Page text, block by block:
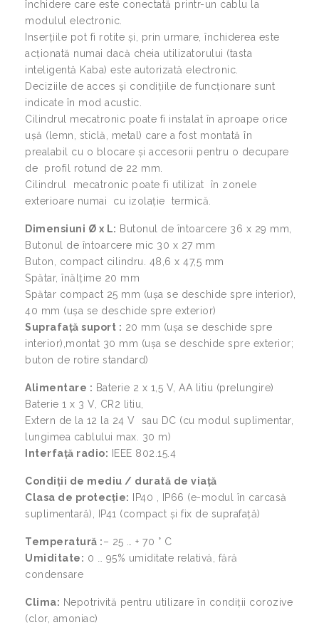
închidere care este conectată printr-un cablu la
modulul electronic.
Inserțiile pot fi rotite și, prin urmare, închiderea este
acționată numai dacă cheia utilizatorului (tasta
inteligentă Kaba) este autorizată electronic.
Deciziile de acces și condițiile de funcționare sunt
indicate în mod acustic.
Cilindrul mecatronic poate fi instalat în aproape orice
ușă (lemn, sticlă, metal) care a fost montată în
prealabil cu o blocare și accesorii pentru o decupare
de profil rotund de 22 mm.
Cilindrul mecatronic poate fi utilizat în zonele
exterioare numai cu izolație termică.
Dimensiuni Ø x L: Butonul de întoarcere 36 x 29 mm,
Butonul de întoarcere mic 30 x 27 mm
Buton, compact cilindru. 48,6 x 47,5 mm
Spătar, înălțime 20 mm
Spătar compact 25 mm (ușa se deschide spre interior),
40 mm (ușa se deschide spre exterior)
Suprafață suport : 20 mm (ușa se deschide spre
interior),montat 30 mm (ușa se deschide spre exterior;
buton de rotire standard)
Alimentare : Baterie 2 x 1,5 V, AA litiu (prelungire)
Baterie 1 x 3 V, CR2 litiu,
Extern de la 12 la 24 V sau DC (cu modul suplimentar,
lungimea cablului max. 30 m)
Interfață radio: IEEE 802.15.4
Condiții de mediu / durată de viață
Clasa de protecție: IP40 , IP66 (e-modul în carcasă
suplimentară), IP41 (compact și fix de suprafață)
Temperatură :– 25 … + 70 ° C
Umiditate: 0 … 95% umiditate relativă, fără
condensare
Clima: Nepotrivită pentru utilizare în condiții corozive
(clor, amoniac)